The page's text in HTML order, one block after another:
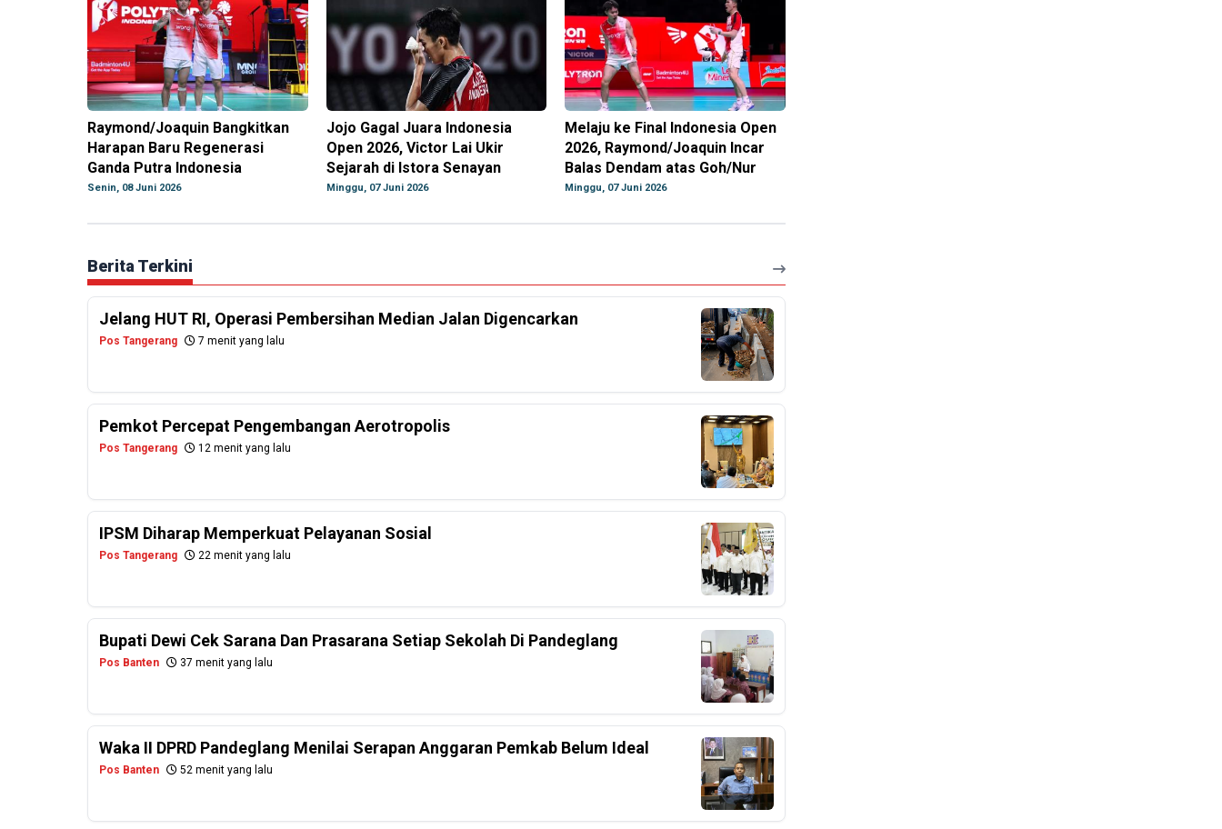
Raymond/Joaquin Bangkitkan
Harapan Baru Regenerasi
Ganda Putra Indonesia
Senin, 08 Juni 2026
Jojo Gagal Juara Indonesia
Open 2026, Victor Lai Ukir
Sejarah di Istora Senayan
Minggu, 07 Juni 2026
Melaju ke Final Indonesia Open
2026, Raymond/Joaquin Incar
Balas Dendam atas Goh/Nur
Minggu, 07 Juni 2026
Berita Terkini
Jelang HUT RI, Operasi Pembersihan Median Jalan Digencarkan
Pos Tangerang 7 menit yang lalu
Pemkot Percepat Pengembangan Aerotropolis
Pos Tangerang 12 menit yang lalu
IPSM Diharap Memperkuat Pelayanan Sosial
Pos Tangerang 22 menit yang lalu
Bupati Dewi Cek Sarana Dan Prasarana Setiap Sekolah Di Pandeglang
Pos Banten 37 menit yang lalu
Waka II DPRD Pandeglang Menilai Serapan Anggaran Pemkab Belum Ideal
Pos Banten 52 menit yang lalu